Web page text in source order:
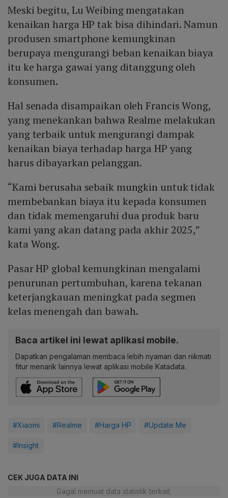
Meski begitu, Lu Weibing mengatakan
kenaikan harga HP tak bisa dihindari. Namun
produsen smartphone kemungkinan
berupaya mengurangi beban kenaikan biaya
itu ke harga gawai yang ditanggung oleh
konsumen.
Hal senada disampaikan oleh Francis Wong,
yang menekankan bahwa Realme melakukan
yang terbaik untuk mengurangi dampak
kenaikan biaya terhadap harga HP yang
harus dibayarkan pelanggan.
“Kami berusaha sebaik mungkin untuk tidak
membebankan biaya itu kepada konsumen
dan tidak memengaruhi dua produk baru
kami yang akan datang pada akhir 2025,”
kata Wong.
Pasar HP global kemungkinan mengalami
penurunan pertumbuhan, karena tekanan
keterjangkauan meningkat pada segmen
kelas menengah dan bawah.
Baca artikel ini lewat aplikasi mobile.
Dapatkan pengalaman membaca lebih nyaman dan nikmati
fitur menarik lainnya lewat aplikasi mobile Katadata.
#Xiaomi #Realme #Harga HP #Update Me
#Insight
CEK JUGA DATA INI
Gagal memuat data statistik terkait.